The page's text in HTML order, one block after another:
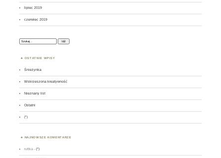
lipiec 2019
czerwiec 2019
Szukaj:
OSTATNIE WPISY
Śnieżynka
Wskrzeszona kreatywność
Nieznany list
Ostatni
(*)
NAJNOWSZE KOMENTARZE
ruttka -(*)